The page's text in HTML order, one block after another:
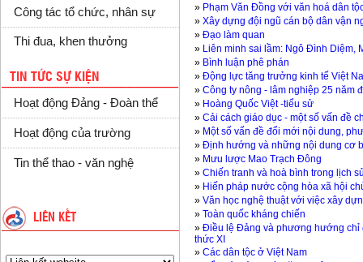
Công tác tổ chức, nhân sự
Thi đua, khen thưởng
TIN TỨC SỰ KIỆN
Hoạt động Đảng - Đoàn thể
Hoạt động của trường
Tin thể thao - văn nghệ
LIÊN KẾT
» Phạm Văn Đồng với văn hoá dân
» Xây dựng đội ngũ cán bộ dân vận
» Đạo làm quan
» Liên minh sai lầm: Ngô Đình Diệm,
» Bình luận phê phán
» Động lực tăng trưởng kinh tế Việt
» Công ty nông - lâm nghiệp 25 năm
» Hoàng Quốc Việt -tiểu sử
» Cải cách giáo dục - một số vấn đề
» Một số vấn đề đổi mới nội dung,
» Định hướng và những nội dung cơ
» Mưu lược Mao Trạch Đông
» Chiến tranh và hoà bình trong lịch
» Hiến pháp nước cộng hòa xã hội
» Văn học nghệ thuật với việc xây
» Toàn quốc kháng chiến
» Điều lệ Đảng và phương hướng chỉ
thức XI
» Các dân tộc ở Việt Nam